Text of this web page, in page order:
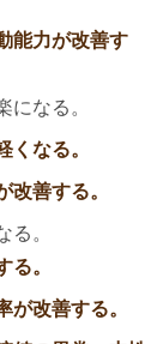
能力が改善す
になる。
くなる。
改善する。
る。
る。
改善する。